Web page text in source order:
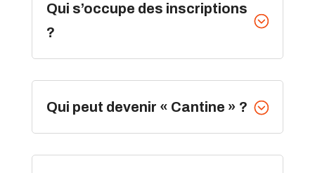
;
Qui s’occupe des inscriptions
?
;
Qui peut devenir « Cantine » ?